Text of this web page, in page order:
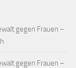
gegen Frauen –
gegen Frauen –